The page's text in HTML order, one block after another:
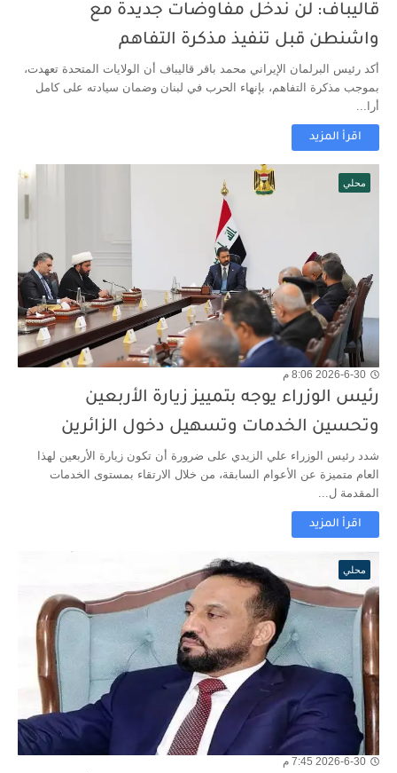
قاليباف: لن ندخل مفاوضات جديدة مع
واشنطن قبل تنفيذ مذكرة التفاهم
أكد رئيس البرلمان الإيراني محمد باقر قاليباف أن الولايات المتحدة تعهدت،
بموجب مذكرة التفاهم، بإنهاء الحرب في لبنان وضمان سيادته على كامل
أرا...
اقرأ المزيد
محلي
2026-6-30 8:06 م
رئيس الوزراء يوجه بتمييز زيارة الأربعين
وتحسين الخدمات وتسهيل دخول الزائرين
شدد رئيس الوزراء علي الزيدي على ضرورة أن تكون زيارة الأربعين لهذا
العام متميزة عن الأعوام السابقة، من خلال الارتقاء بمستوى الخدمات
المقدمة ل...
اقرأ المزيد
محلي
2026-6-30 7:45 م